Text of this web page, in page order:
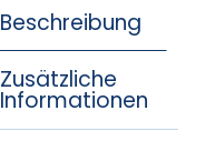
Beschreibung
Zusätzliche
Informationen